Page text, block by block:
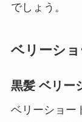
でしょう。
ベリーシ
黒髪 ベリー
ベリーショー